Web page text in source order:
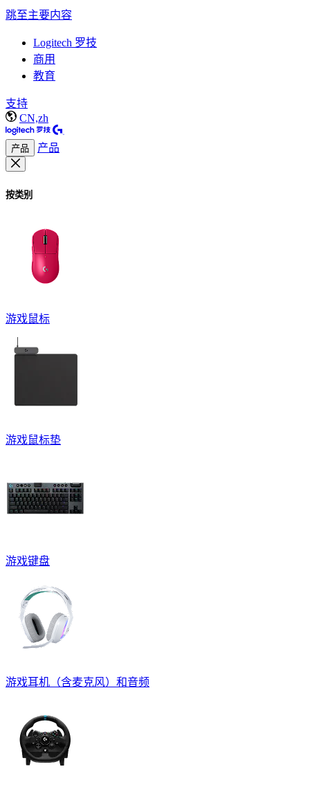
跳至主要内容
Logitech 罗技
商用
教育
支持
CN,zh
产品 产品
按类别
游戏鼠标
游戏鼠标垫
游戏键盘
游戏耳机（含麦克风）和音频